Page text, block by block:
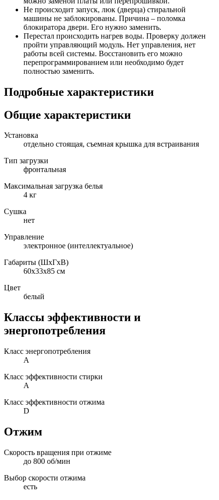
Не происходит запуск, люк (дверца) стиральной
машины не заблокированы. Причина – поломка
блокиратора двери. Его нужно заменить.
Перестал происходить нагрев воды. Проверку должен
пройти управляющий модуль. Нет управления, нет
работы всей системы. Восстановить его можно
перепрограммированием или необходимо будет
полностью заменить.
Подробные характеристики
Общие характеристики
Установка
отдельно стоящая, съемная крышка для встраивания
Тип загрузки
фронтальная
Максимальная загрузка белья
4 кг
Сушка
нет
Управление
электронное (интеллектуальное)
Габариты (ШxГxВ)
60x33x85 см
Цвет
белый
Классы эффективности и
энергопотребления
Класс энергопотребления
A
Класс эффективности стирки
A
Класс эффективности отжима
D
Отжим
Скорость вращения при отжиме
до 800 об/мин
Выбор скорости отжима
есть